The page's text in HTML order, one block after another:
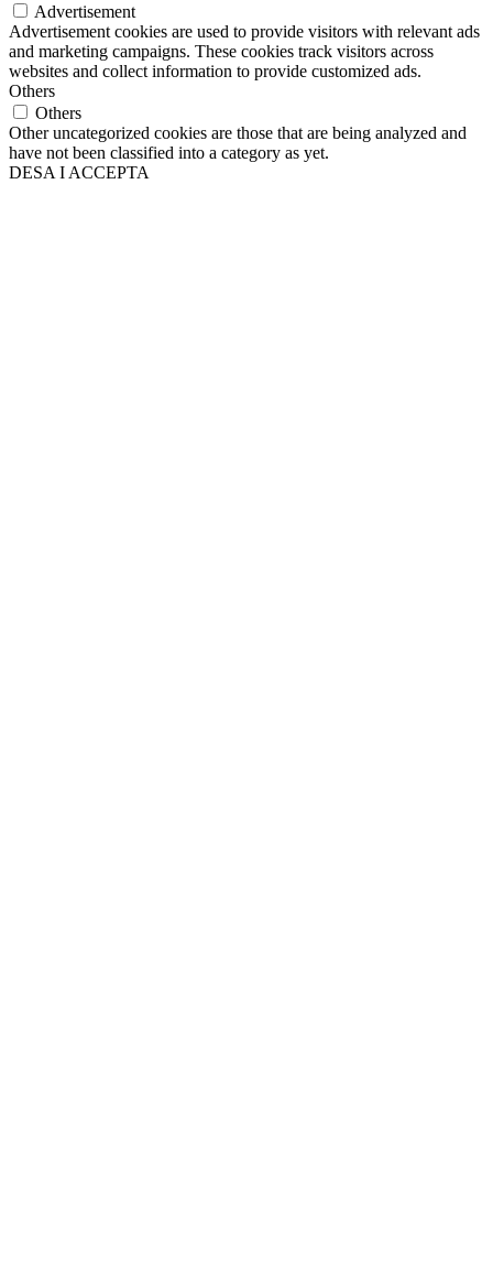
Advertisement
Advertisement cookies are used to provide visitors with relevant ads
and marketing campaigns. These cookies track visitors across
websites and collect information to provide customized ads.
Others
Others
Other uncategorized cookies are those that are being analyzed and
have not been classified into a category as yet.
DESA I ACCEPTA